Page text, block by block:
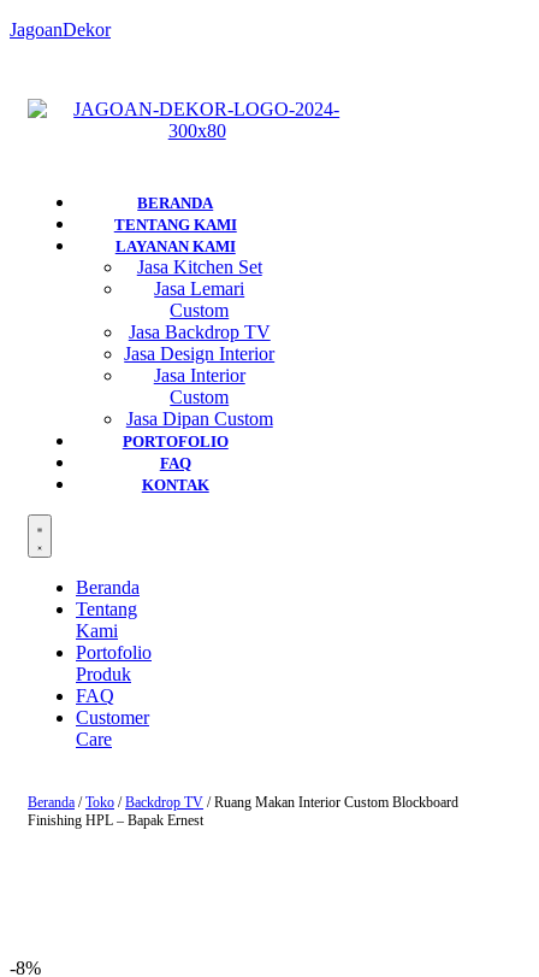
JagoanDekor
BERANDA
TENTANG KAMI
LAYANAN KAMI
Jasa Kitchen Set
Jasa Lemari
Custom
Jasa Backdrop TV
Jasa Design Interior
Jasa Interior
Custom
Jasa Dipan Custom
PORTOFOLIO
FAQ
KONTAK
Beranda
Tentang
Kami
Portofolio
Produk
FAQ
Customer
Care
Beranda /Toko /Backdrop TV / Ruang Makan Interior Custom Blockboard
Finishing HPL – Bapak Ernest
-8%